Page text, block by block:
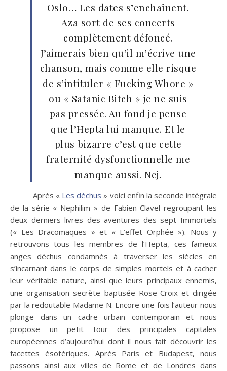
Oslo… Les dates s’enchaînent.
Aza sort de ses concerts
complètement défoncé.
J’aimerais bien qu’il m’écrive une
chanson, mais comme elle risque
de s’intituler « Fucking Whore »
ou « Satanic Bitch » je ne suis
pas pressée. Au fond je pense
que l’Hepta lui manque. Et le
plus bizarre c’est que cette
fraternité dysfonctionnelle me
manque aussi. Nej.
Après « Les déchus » voici enfin la seconde intégrale
de la série « Nephilim » de Fabien Clavel regroupant les
deux derniers livres des aventures des sept Immortels
(« Les Dracomaques » et « L’effet Orphée »). Nous y
retrouvons tous les membres de l’Hepta, ces fameux
anges déchus condamnés à traverser les siècles en
s’incarnant dans le corps de simples mortels et à cacher
leur véritable nature, ainsi que leurs principaux ennemis,
une organisation secrète baptisée Rose-Croix et dirigée
par la redoutable Madame N. Encore une fois l’auteur nous
plonge dans un cadre urbain contemporain et nous
propose un petit tour des principales capitales
européennes d’aujourd’hui dont il nous fait découvrir les
facettes ésotériques. Après Paris et Budapest, nous
passons ainsi aux villes de Rome et de Londres dans